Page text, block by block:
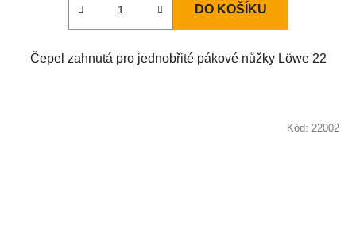
DO KOŠÍKU
Čepel zahnutá pro jednobřité pákové nůžky Löwe 22
Kód: 22002